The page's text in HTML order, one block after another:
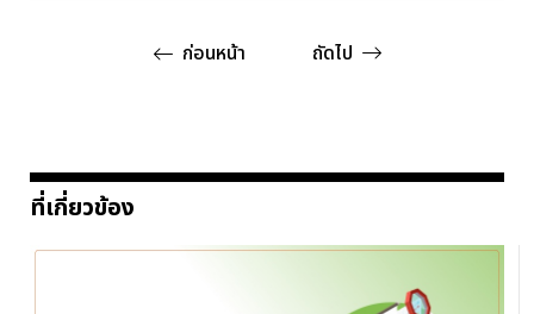
ก่อนหน้า ถัดไป
ที่เกี่ยวข้อง